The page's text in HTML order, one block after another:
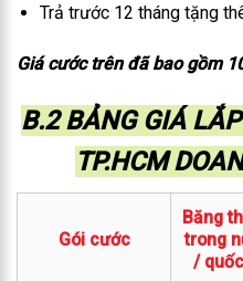
Trả trước 12 tháng tặng
Giá cước trên đã bao gồm
B.2 BẢNG GIÁ
TP.HCM
Gói cước
Băng
trong
/